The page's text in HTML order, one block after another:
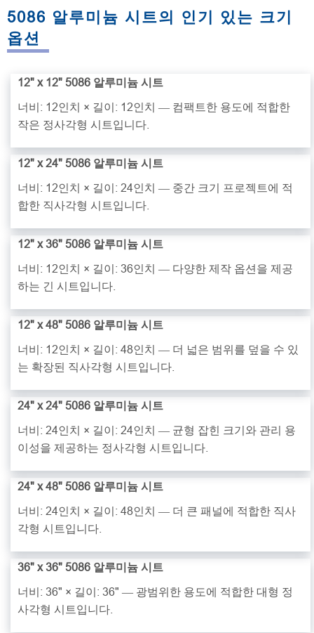
5086 알루미늄 시트의 인기 있는 크기
옵션
12" x 12" 5086 알루미늄 시트
너비: 12인치 × 길이: 12인치 — 컴팩트한 용도에 적합한
작은 정사각형 시트입니다.
12" x 24" 5086 알루미늄 시트
너비: 12인치 × 길이: 24인치 — 중간 크기 프로젝트에 적
합한 직사각형 시트입니다.
12" x 36" 5086 알루미늄 시트
너비: 12인치 × 길이: 36인치 — 다양한 제작 옵션을 제공
하는 긴 시트입니다.
12" x 48" 5086 알루미늄 시트
너비: 12인치 × 길이: 48인치 — 더 넓은 범위를 덮을 수 있
는 확장된 직사각형 시트입니다.
24" x 24" 5086 알루미늄 시트
너비: 24인치 × 길이: 24인치 — 균형 잡힌 크기와 관리 용
이성을 제공하는 정사각형 시트입니다.
24" x 48" 5086 알루미늄 시트
너비: 24인치 × 길이: 48인치 — 더 큰 패널에 적합한 직사
각형 시트입니다.
36" x 36" 5086 알루미늄 시트
너비: 36" × 길이: 36" — 광범위한 용도에 적합한 대형 정
사각형 시트입니다.